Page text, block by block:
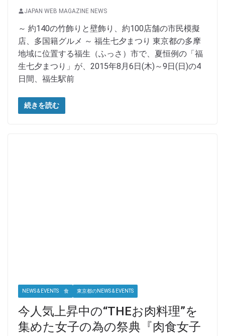
JAPAN WEB MAGAZINE NEWS
～ 約140の竹飾りと壁飾り、約100店舗の市民模擬
店、多国籍グルメ ～ 福生七夕まつり 東京都の多摩
地域に位置する福生（ふっさ）市で、夏恒例の「福
生七夕まつり」が、2015年8月6日(木)～9日(日)の4
日間、福生駅前
続きを読む
NEWS & EVENTS 食 東京都のNEWS & EVENTS
今人気上昇中の“THEお肉料理”を
集めた女子の為の祭典『肉食女子